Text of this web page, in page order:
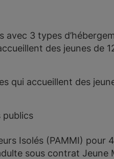
avec 3 types
des jeunes de
qui accueillent des
publics
Isolés (PAMMI) pour
sous contrat